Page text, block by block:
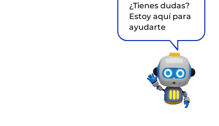
¿Tienes dudas?
Estoy aquí para
ayudarte